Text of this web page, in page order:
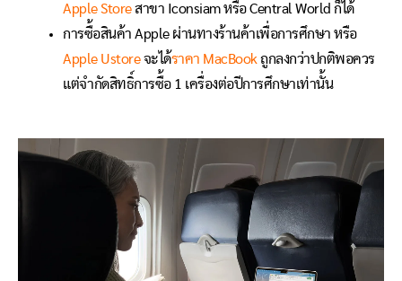
Apple Storeสาขา Iconsiam หรือ Central World ก็ได้
การซื้อสินค้า Apple ผ่านทางร้านค้าเพื่อการศึกษา หรือ
Apple Ustoreจะได้ราคา MacBookถูกลงกว่าปกติพอควร
แต่จำกัดสิทธิ์การซื้อ 1 เครื่องต่อปีการศึกษาเท่านั้น